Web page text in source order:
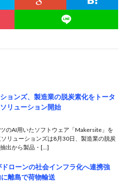
ョンズ、製造業の脱炭素化をトータ
リューション開始
のAI用いたソフトウェア「Makersite」を
リューションズは8月30日、製造業の脱炭
出から製品・[…]
ローンの社会インフラ化へ連携強
離島で荷物輸送